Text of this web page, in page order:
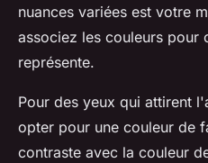
nuances variées est votre
associez les couleurs pour
représente.
Pour des yeux qui attirent
opter pour une couleur de
contraste avec la couleur